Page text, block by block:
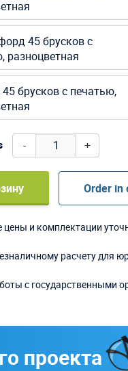
45 брусков с
разноцветная
брусков с печатью,
- +
Order in
и комплектации
расчету для
с государственными
проекта